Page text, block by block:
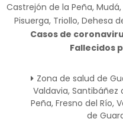
Castrejón de la Peña,
Pisuerga, Triollo, Dehesa
Casos de
Fallecidos
Zona de salud de
Valdavia, Santibáñez
Peña, Fresno del Río,
de